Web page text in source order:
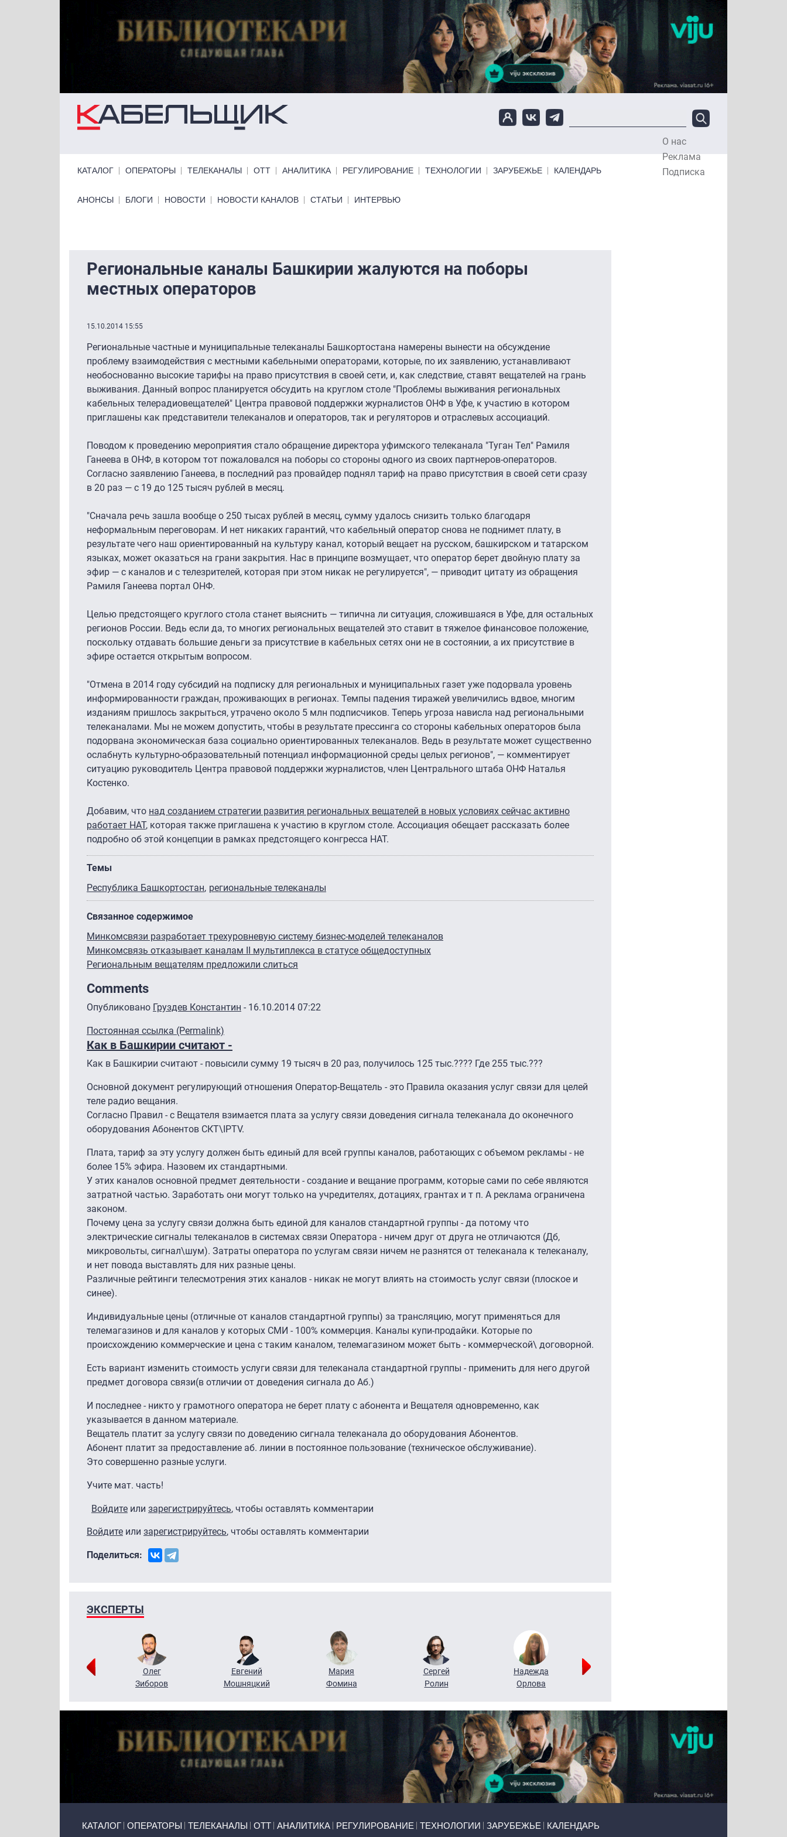
О нас
Реклама
Подписка
КАТАЛОГ ОПЕРАТОРЫ ТЕЛЕКАНАЛЫ ОТТ АНАЛИТИКА РЕГУЛИРОВАНИЕ ТЕХНОЛОГИИ ЗАРУБЕЖЬЕ КАЛЕНДАРЬ
Primary links bottom
АНОНСЫ БЛОГИ НОВОСТИ НОВОСТИ КАНАЛОВ СТАТЬИ ИНТЕРВЬЮ
Региональные каналы Башкирии жалуются на поборы
местных операторов
15.10.2014 15:55
Региональные частные и муниципальные телеканалы Башкортостана намерены вынести на обсуждение
проблему взаимодействия с местными кабельными операторами, которые, по их заявлению, устанавливают
необоснованно высокие тарифы на право присутствия в своей сети, и, как следствие, ставят вещателей на грань
выживания. Данный вопрос планируется обсудить на круглом столе "Проблемы выживания региональных
кабельных телерадиовещателей" Центра правовой поддержки журналистов ОНФ в Уфе, к участию в котором
приглашены как представители телеканалов и операторов, так и регуляторов и отраслевых ассоциаций.
Поводом к проведению мероприятия стало обращение директора уфимского телеканала "Туган Тел" Рамиля
Ганеева в ОНФ, в котором тот пожаловался на поборы со стороны одного из своих партнеров-операторов.
Согласно заявлению Ганеева, в последний раз провайдер поднял тариф на право присутствия в своей сети сразу
в 20 раз — с 19 до 125 тысяч рублей в месяц.
"Сначала речь зашла вообще о 250 тысах рублей в месяц, сумму удалось снизить только благодаря
неформальным переговорам. И нет никаких гарантий, что кабельный оператор снова не поднимет плату, в
результате чего наш ориентированный на культуру канал, который вещает на русском, башкирском и татарском
языках, может оказаться на грани закрытия. Нас в принципе возмущает, что оператор берет двойную плату за
эфир — с каналов и с телезрителей, которая при этом никак не регулируется", — приводит цитату из обращения
Рамиля Ганеева портал ОНФ.
Целью предстоящего круглого стола станет выяснить — типична ли ситуация, сложившаяся в Уфе, для остальных
регионов России. Ведь если да, то многих региональных вещателей это ставит в тяжелое финансовое положение,
поскольку отдавать большие деньги за присутствие в кабельных сетях они не в состоянии, а их присутствие в
эфире остается открытым вопросом.
"Отмена в 2014 году субсидий на подписку для региональных и муниципальных газет уже подорвала уровень
информированности граждан, проживающих в регионах. Темпы падения тиражей увеличились вдвое, многим
изданиям пришлось закрыться, утрачено около 5 млн подписчиков. Теперь угроза нависла над региональными
телеканалами. Мы не можем допустить, чтобы в результате прессинга со стороны кабельных операторов была
подорвана экономическая база социально ориентированных телеканалов. Ведь в результате может существенно
ослабнуть культурно-образовательный потенциал информационной среды целых регионов", — комментирует
ситуацию руководитель Центра правовой поддержки журналистов, член Центрального штаба ОНФ Наталья
Костенко.
Добавим, что над созданием стратегии развития региональных вещателей в новых условиях сейчас активно
работает НАТ, которая также приглашена к участию в круглом столе. Ассоциация обещает рассказать более
подробно об этой концепции в рамках предстоящего конгресса НАТ.
Темы
Республика Башкортостан региональные телеканалы
Связанное содержимое
Минкомсвязи разработает трехуровневую систему бизнес-моделей телеканалов
Минкомсвязь отказывает каналам II мультиплекса в статусе общедоступных
Региональным вещателям предложили слиться
Comments
Опубликовано Груздев Константин - 16.10.2014 07:22
Постоянная ссылка (Permalink)
Как в Башкирии считают -
Как в Башкирии считают - повысили сумму 19 тысяч в 20 раз, получилось 125 тыс.???? Где 255 тыс.???
Основной документ регулирующий отношения Оператор-Вещатель - это Правила оказания услуг связи для целей
теле радио вещания.
Согласно Правил - с Вещателя взимается плата за услугу связи доведения сигнала телеканала до оконечного
оборудования Абонентов СКТ\IPTV.
Плата, тариф за эту услугу должен быть единый для всей группы каналов, работающих с объемом рекламы - не
более 15% эфира. Назовем их стандартными.
У этих каналов основной предмет деятельности - создание и вещание программ, которые сами по себе являются
затратной частью. Заработать они могут только на учредителях, дотациях, грантах и т п. А реклама ограничена
законом.
Почему цена за услугу связи должна быть единой для каналов стандартной группы - да потому что
электрические сигналы телеканалов в системах связи Оператора - ничем друг от друга не отличаются (Дб,
микровольты, сигнал\шум). Затраты оператора по услугам связи ничем не разнятся от телеканала к телеканалу,
и нет повода выставлять для них разные цены.
Различные рейтинги телесмотрения этих каналов - никак не могут влиять на стоимость услуг связи (плоское и
синее).
Индивидуальные цены (отличные от каналов стандартной группы) за трансляцию, могут применяться для
телемагазинов и для каналов у которых СМИ - 100% коммерция. Каналы купи-продайки. Которые по
происхождению коммерческие и цена с таким каналом, телемагазином может быть - коммерческой\ договорной.
Есть вариант изменить стоимость услуги связи для телеканала стандартной группы - применить для него другой
предмет договора связи(в отличии от доведения сигнала до Аб.)
И последнее - никто у грамотного оператора не берет плату с абонента и Вещателя одновременно, как
указывается в данном материале.
Вещатель платит за услугу связи по доведению сигнала телеканала до оборудования Абонентов.
Абонент платит за предоставление аб. линии в постоянное пользование (техническое обслуживание).
Это совершенно разные услуги.
Учите мат. часть!
Войдите или зарегистрируйтесь, чтобы оставлять комментарии
Войдите или зарегистрируйтесь, чтобы оставлять комментарии
Поделиться:
ЭКСПЕРТЫ
Олег
Зиборов
Евгений
Мошняцкий
Мария
Фомина
Сергей
Ролин
Надежда
Орлова
КАТАЛОГ ОПЕРАТОРЫ ТЕЛЕКАНАЛЫ ОТТ АНАЛИТИКА РЕГУЛИРОВАНИЕ ТЕХНОЛОГИИ ЗАРУБЕЖЬЕ КАЛЕНДАРЬ